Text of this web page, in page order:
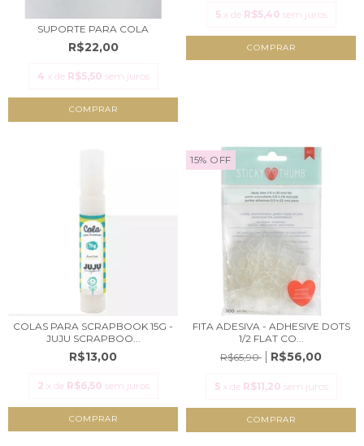
SUPORTE PARA COLA
R$22,00
4 x de R$5,50 sem juros
COMPRAR
5 x de R$5,40 sem juros
COLAS PARA SCRAPBOOK 15G -
JUJU SCRAPBOO...
R$13,00
2 x de R$6,50 sem juros
15% OFF
FITA ADESIVA - ADHESIVE DOTS
1/2 FLAT CO...
R$65,90
R$56,00
5 x de R$11,20 sem juros